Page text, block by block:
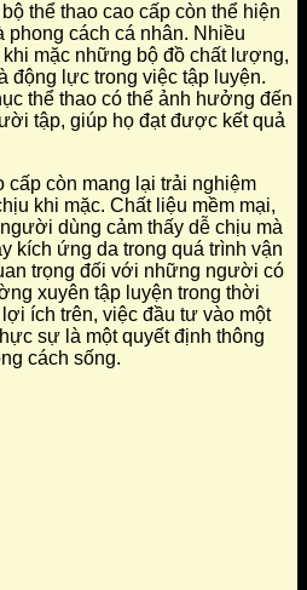
thể thao cao cấp còn thể hiện
cách cá nhân. Nhiều
mặc những bộ đồ chất lượng,
động lực trong việc tập luyện.
thể thao có thể ảnh hưởng đến
tập, giúp họ đạt được kết quả
cấp còn mang lại trải nghiệm
khi mặc. Chất liệu mềm mại,
dùng cảm thấy dễ chịu mà
kích ứng da trong quá trình vận
trọng đối với những người có
xuyên tập luyện trong thời
ích trên, việc đầu tư vào một
sự là một quyết định thông
cách sống.